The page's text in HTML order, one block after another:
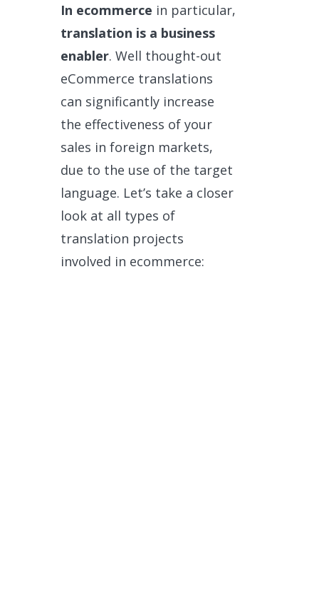
In ecommerce in particular,
translation is a business
enabler. Well thought-out
eCommerce translations
can significantly increase
the effectiveness of your
sales in foreign markets,
due to the use of the target
language. Let’s take a closer
look at all types of
translation projects
involved in ecommerce: